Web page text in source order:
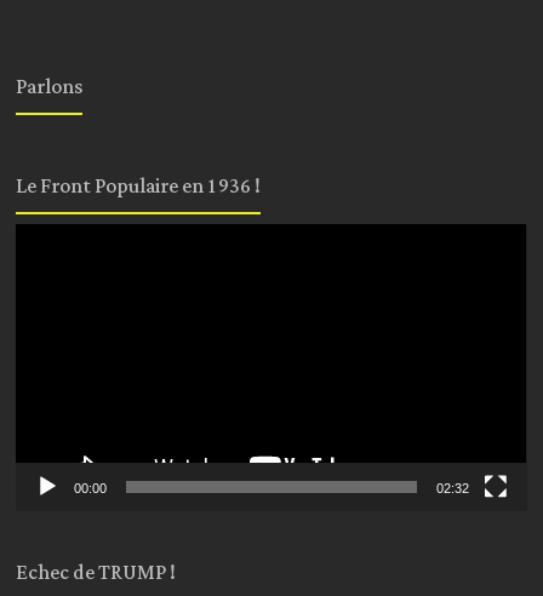
Parlons
Le Front Populaire en 1936 !
00:00 02:32
Echec de TRUMP !